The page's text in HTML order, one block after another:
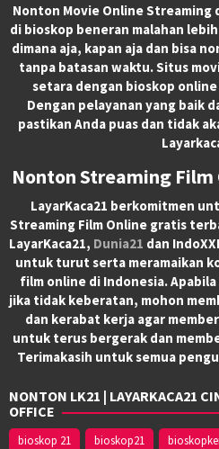
Nonton Movie Online Streaming
di bioskop beneran malahan
dimana aja, kapan aja dan bisa
tanpa batasan waktu. Situs
setara dengan bioskop
Dengan pelayanan yang baik
pastikan Anda puas dan tidak
Nonton Streaming
LayarKaca21 berkomitmen
Streaming Film Online gratis
LayarKaca21, Dunia21 dan
untuk turut serta meramaikan
film online di Indonesia.
jika tidak keberatan, mohon
dan kerabat kerja agar
untuk terus bergerak dan
Terimakasih untuk semua
NONTON LK21 | LAYARKACA21
OFFICE
bioskop 21 bioskop21